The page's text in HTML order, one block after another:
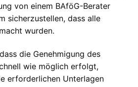
von einem BAföG-Berater
sicherzustellen, dass alle
wurden.
die Genehmigung des
wie möglich erfolgt,
erforderlichen Unterlagen